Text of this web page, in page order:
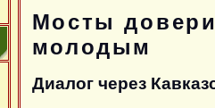
Мосты
молодым
Диалог через